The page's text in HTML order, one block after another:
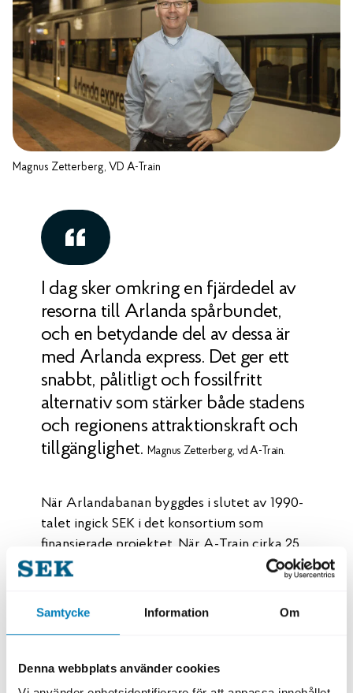
Samtycke Information Om
Denna webbplats använder cookies
Magnus Zetterberg, VD A-Train
I dag sker omkring en fjärdedel av
resorna till Arlanda spårbundet,
och en betydande del av dessa är
med Arlanda express. Det ger ett
snabbt, pålitligt och fossilfritt
alternativ som stärker både stadens
och regionens attraktionskraft och
tillgänglighet. Magnus Zetterberg, vd A-Train.
När Arlandabanan byggdes i slutet av 1990-
talet ingick SEK i det konsortium som
finansierade projektet. När A-Train cirka 25
år senare investerade i sju nya
samarbeta med SEK. Engagemanget är en del
och bidra till ett robust och hållbart
transportsystem.